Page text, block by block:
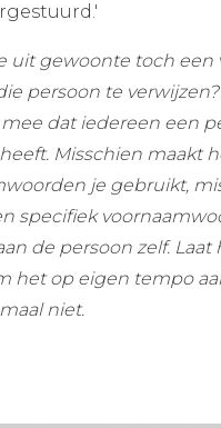
uit gewoonte toch een
persoon te
dat iedereen een
Misschien maakt
je gebruikt,
specifiek
de persoon zelf. Laat
het op eigen tempo
niet.